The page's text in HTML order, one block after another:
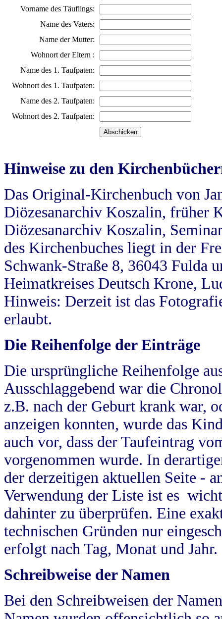
Vorname des Täuflings:
Name des Vaters:
Name der Mutter:
Wohnort der Eltern :
Name des 1. Taufpaten:
Wohnort des 1. Taufpaten:
Name des 2. Taufpaten:
Wohnort des 2. Taufpaten:
Hinweise zu den
Das Original-Kirchenbuch von
Diözesanarchiv Koszalin, früher
Diözesanarchiv Koszalin,
des Kirchenbuches liegt in der
Schwank-Straße 8, 36043 Fulda
Heimatkreises Deutsch Krone,
Hinweis: Derzeit ist das
erlaubt.
Die Reihenfolge der Einträge
Die ursprüngliche Reihenfolge
Ausschlaggebend war die
z.B. nach der Geburt krank war,
anzeigen konnten, wurde das
auch vor, dass der Taufeintrag
vorgenommen wurde. In
der derzeitigen aktuellen Seite -
Verwendung der Liste ist es
dahinter zu überprüfen. Eine
technischen Gründen nur
erfolgt nach Tag, Monat und Jahr.
Schreibweise der Namen
Bei den Schreibweisen der